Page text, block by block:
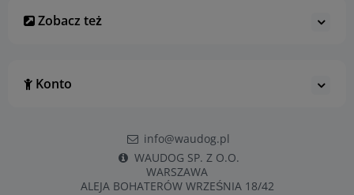
Zobacz też
Konto
info@waudog.pl
WAUDOG SP. Z O.O.
WARSZAWA
ALEJA BOHATERÓW WRZEŚNIA 18/42